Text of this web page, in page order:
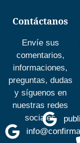
Contáctanos
Envíe sus
comentarios,
informaciones,
preguntas, dudas
y síguenos en
nuestras redes
sociales